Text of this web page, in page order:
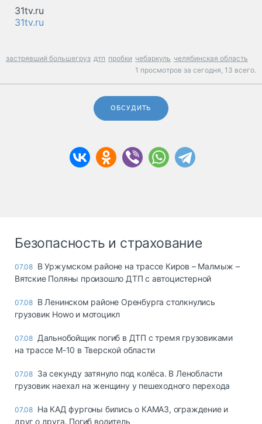
31tv.ru
31tv.ru
застрявший большегруз дтп пробки чебаркуль челябинская область
1 просмотров за сегодня, 13 всего.
ОБСУДИТЬ
Безопасность и страхование
07.08 В Уржумском районе на трассе Киров – Малмыж –
Вятские Поляны произошло ДТП с автоцистерной
07.08 В Ленинском районе Оренбурга столкнулись
грузовик Howo и мотоцикл
07.08 Дальнобойщик погиб в ДТП с тремя грузовиками
на трассе М-10 в Тверской области
07.08 За секунду затянуло под колёса. В Ленобласти
грузовик наехал на женщину у пешеходного перехода
07.08 На КАД фургоны бились о КАМАЗ, ограждение и
друг о друга. Погиб водитель